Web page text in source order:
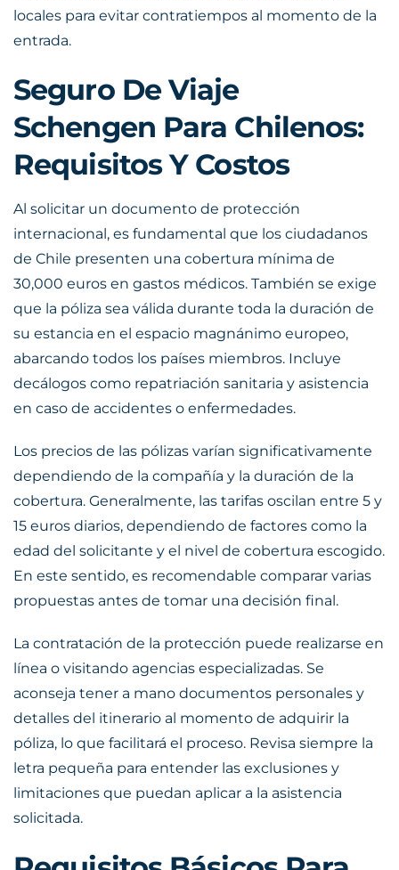
locales para evitar contratiempos al momento de la
entrada.
Seguro De Viaje
Schengen Para Chilenos:
Requisitos Y Costos
Al solicitar un documento de protección
internacional, es fundamental que los ciudadanos
de Chile presenten una cobertura mínima de
30,000 euros en gastos médicos. También se exige
que la póliza sea válida durante toda la duración de
su estancia en el espacio magnánimo europeo,
abarcando todos los países miembros. Incluye
decálogos como repatriación sanitaria y asistencia
en caso de accidentes o enfermedades.
Los precios de las pólizas varían significativamente
dependiendo de la compañía y la duración de la
cobertura. Generalmente, las tarifas oscilan entre 5 y
15 euros diarios, dependiendo de factores como la
edad del solicitante y el nivel de cobertura escogido.
En este sentido, es recomendable comparar varias
propuestas antes de tomar una decisión final.
La contratación de la protección puede realizarse en
línea o visitando agencias especializadas. Se
aconseja tener a mano documentos personales y
detalles del itinerario al momento de adquirir la
póliza, lo que facilitará el proceso. Revisa siempre la
letra pequeña para entender las exclusiones y
limitaciones que puedan aplicar a la asistencia
solicitada.